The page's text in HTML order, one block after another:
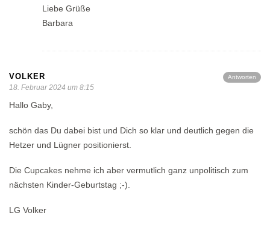
Liebe Grüße
Barbara
Antworten
VOLKER
18. Februar 2024 um 8:15
Hallo Gaby,
schön das Du dabei bist und Dich so klar und deutlich gegen die
Hetzer und Lügner positionierst.
Die Cupcakes nehme ich aber vermutlich ganz unpolitisch zum
nächsten Kinder-Geburtstag ;-).
LG Volker